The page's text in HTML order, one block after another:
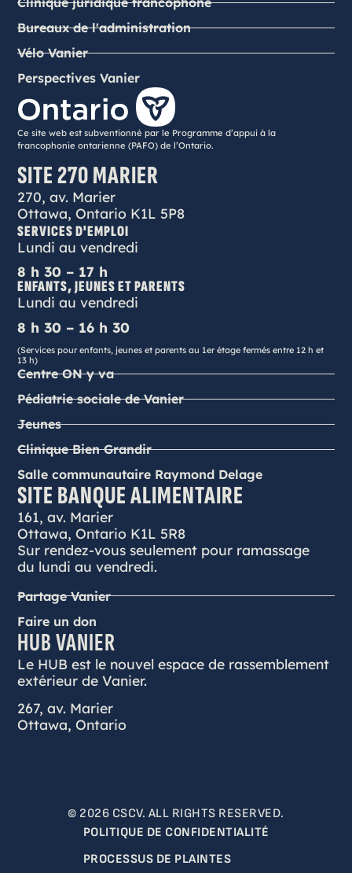
Bureaux de l'administration
Vélo Vanier
Perspectives Vanier
Ce site web est subventionné par le Programme d’appui à la
francophonie ontarienne (PAFO) de l’Ontario.
SITE 270 MARIER
270, av. Marier
Ottawa, Ontario K1L 5P8
SERVICES D'EMPLOI
Lundi au vendredi
8 h 30 – 17 h
ENFANTS, JEUNES ET PARENTS
Lundi au vendredi
8 h 30 – 16 h 30
(Services pour enfants, jeunes et parents au 1er étage fermés entre 12 h et
13 h)
Centre ON y va
Pédiatrie sociale de Vanier
Jeunes
Clinique Bien Grandir
Salle communautaire Raymond Delage
SITE BANQUE ALIMENTAIRE
161, av. Marier
Ottawa, Ontario K1L 5R8
Sur rendez-vous seulement pour ramassage
du lundi au vendredi.
Partage Vanier
Faire un don
HUB VANIER
Le HUB est le nouvel espace de rassemblement
extérieur de Vanier.
267, av. Marier
Ottawa, Ontario
© 2026 CSCV. ALL RIGHTS RESERVED.
POLITIQUE DE CONFIDENTIALITÉ
PROCESSUS DE PLAINTES